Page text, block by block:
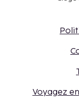
Voyagez